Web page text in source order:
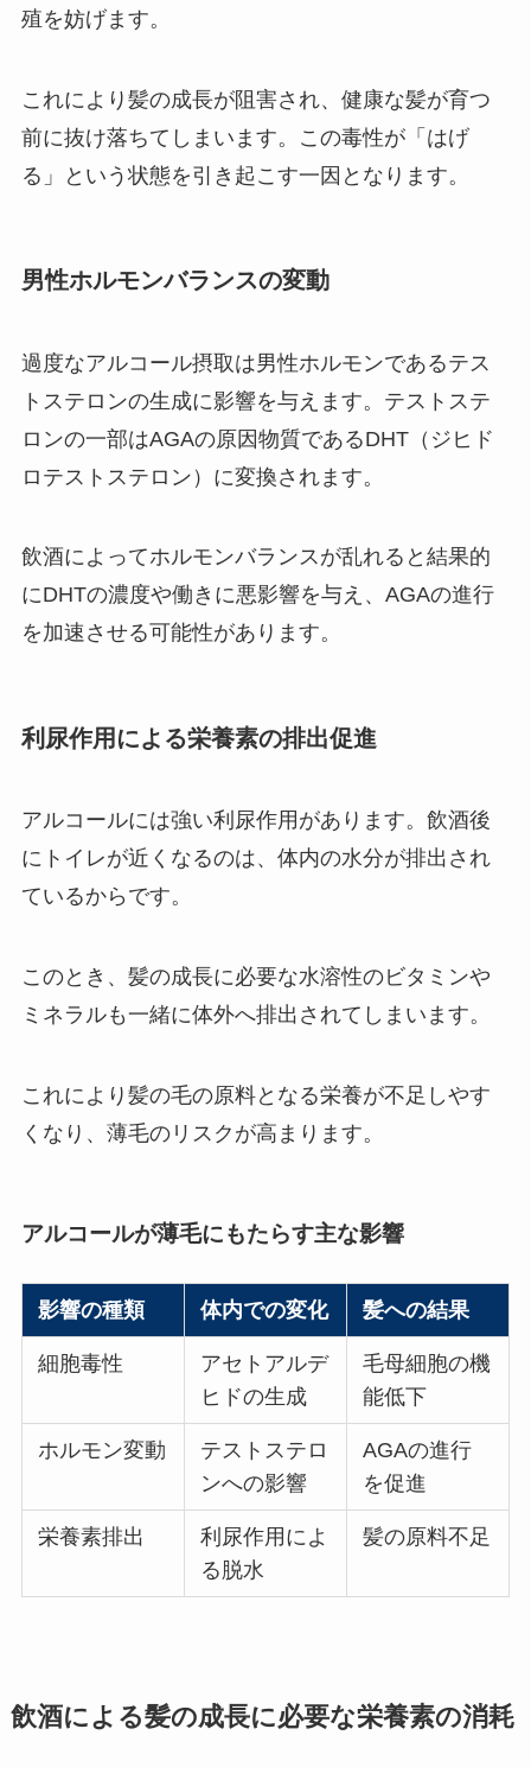
殖を妨げます。
これにより髪の成長が阻害され、健康な髪が育つ
前に抜け落ちてしまいます。この毒性が「はげ
る」という状態を引き起こす一因となります。
男性ホルモンバランスの変動
過度なアルコール摂取は男性ホルモンであるテス
トステロンの生成に影響を与えます。テストステ
ロンの一部はAGAの原因物質であるDHT（ジヒド
ロテストステロン）に変換されます。
飲酒によってホルモンバランスが乱れると結果的
にDHTの濃度や働きに悪影響を与え、AGAの進行
を加速させる可能性があります。
利尿作用による栄養素の排出促進
アルコールには強い利尿作用があります。飲酒後
にトイレが近くなるのは、体内の水分が排出され
ているからです。
このとき、髪の成長に必要な水溶性のビタミンや
ミネラルも一緒に体外へ排出されてしまいます。
これにより髪の毛の原料となる栄養が不足しやす
くなり、薄毛のリスクが高まります。
アルコールが薄毛にもたらす主な影響
影響の種類 体内での変化 髪への結果
細胞毒性
アセトアルデ
ヒドの生成
毛母細胞の機
能低下
ホルモン変動
テストステロ
ンへの影響
AGAの進行
を促進
栄養素排出
利尿作用によ
る脱水
髪の原料不足
飲酒による髪の成長に必要な栄養素の消耗